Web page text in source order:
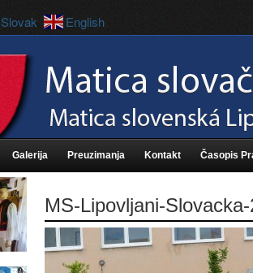
Galerija Preuzimanja Kontakt Časopis
MS-Lipovljani-
Slovak English